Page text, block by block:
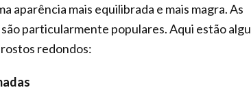
aparência mais equilibrada e mais magra. As
particularmente populares. Aqui estão
redondos: